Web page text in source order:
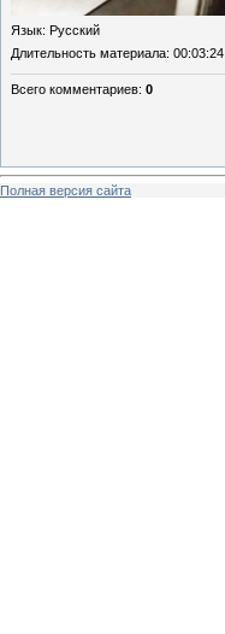
Язык: Русский
Длительность материала: 00:03:24
Всего комментариев: 0
Полная версия сайта